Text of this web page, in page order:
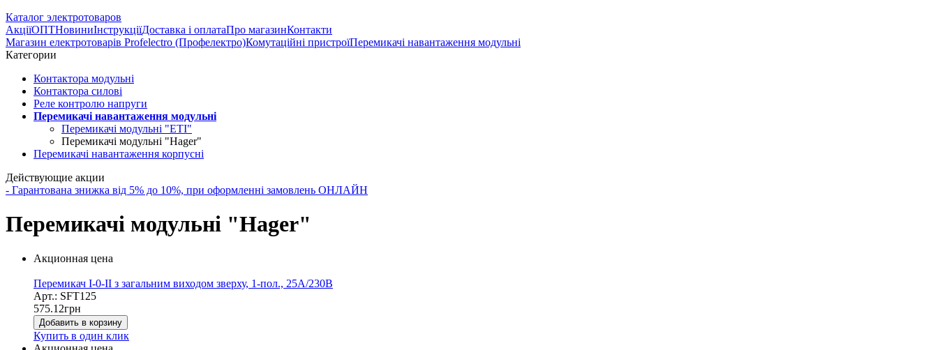
Каталог электротоваров
АкціїОПТНовиниІнструкціїДоставка і оплатаПро магазинКонтакти
Магазин електротоварів Profelectro (Профелектро)Комутаційні пристроїПеремикачі навантаження модульні
Категории
Контактора модульні
Контактора силові
Реле контролю напруги
Перемикачі навантаження модульні
Перемикачі модульні "ЕТІ"
Перемикачі модульні "Hager"
Перемикачі навантаження корпусні
Действующие акции
- Гарантована знижка від 5% до 10%, при оформленні замовлень ОНЛАЙН
Перемикачі модульні "Hager"
Акционная цена
Перемикач I-0-II з загальним виходом зверху, 1-пол., 25А/230В
Арт.: SFT125
575.12грн
Добавить в корзину
Купить в один клик